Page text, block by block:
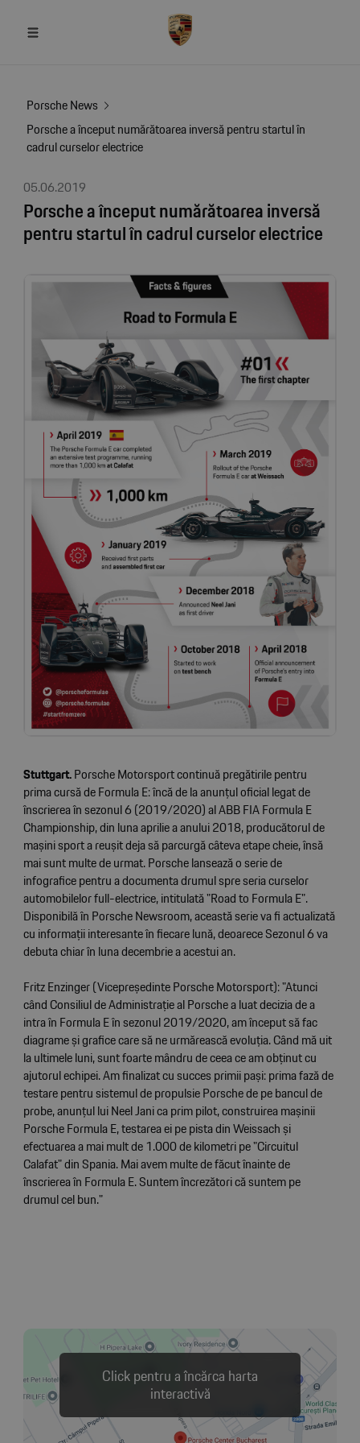
Porsche News
Porsche a început numărătoarea inversă pentru startul în
cadrul curselor electrice
05.06.2019
Porsche a început numărătoarea inversă
pentru startul în cadrul curselor electrice
Stuttgart.Porsche Motorsport continuă pregătirile pentru
prima cursă de Formula E: încă de la anunțul oficial legat de
înscrierea în sezonul 6 (2019/2020) al ABB FIA Formula E
Championship, din luna aprilie a anului 2018, producătorul de
mașini sport a reușit deja să parcurgă câteva etape cheie, însă
mai sunt multe de urmat. Porsche lansează o serie de
infografice pentru a documenta drumul spre seria curselor
automobilelor full-electrice, intitulată "Road to Formula E".
Disponibilă în Porsche Newsroom, această serie va fi actualizată
cu informații interesante în fiecare lună, deoarece Sezonul 6 va
debuta chiar în luna decembrie a acestui an.
Fritz Enzinger (Vicepreședinte Porsche Motorsport): "Atunci
când Consiliul de Administrație al Porsche a luat decizia de a
intra în Formula E în sezonul 2019/2020, am început să fac
diagrame și grafice care să ne urmărească evoluția. Când mă uit
la ultimele luni, sunt foarte mândru de ceea ce am obținut cu
ajutorul echipei. Am finalizat cu succes primii pași: prima fază de
testare pentru sistemul de propulsie Porsche de pe bancul de
probe, anunțul lui Neel Jani ca prim pilot, construirea mașinii
Porsche Formula E, testarea ei pe pista din Weissach și
efectuarea a mai mult de 1.000 de kilometri pe "Circuitul
Calafat" din Spania. Mai avem multe de făcut înainte de
înscrierea în Formula E. Suntem încrezători că suntem pe
drumul cel bun."
Click pentru a încărca harta
interactivă